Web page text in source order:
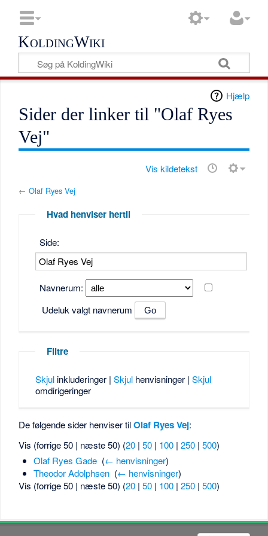
KoldingWiki
Hjælp
Sider der linker til "Olaf Ryes
Vej"
Vis kildetekst
←Olaf Ryes Vej
Hvad henviser hertil
Side:
Navnerum:
Udeluk valgt navnerum
Filtre
Skjulinkluderinger | Skjulhenvisninger | Skjul
omdirigeringer
De følgende sider henviser tilOlaf Ryes Vej:
Vis (forrige 50 | næste 50) (20 |50 | 100 |250 |500)
Olaf Ryes Gade‎ (← henvisninger)
Theodor Adolphsen‎ (← henvisninger)
Vis (forrige 50 | næste 50) (20 |50 | 100 |250 |500)